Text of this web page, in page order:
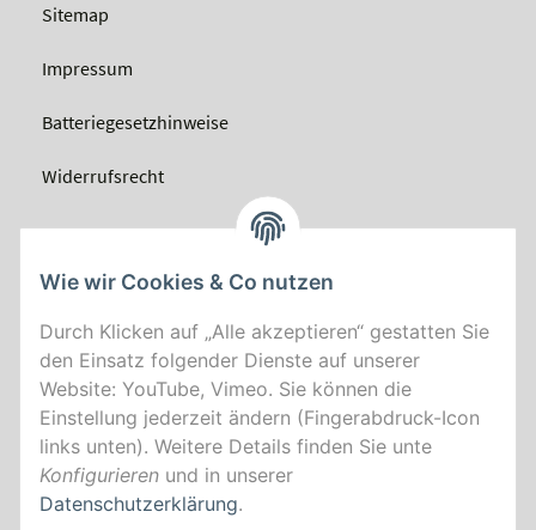
Sitemap
Impressum
Batteriegesetzhinweise
Widerrufsrecht
Wie wir Cookies & Co nutzen
Durch Klicken auf „Alle akzeptieren“ gestatten Sie
den Einsatz folgender Dienste auf unserer
Website: YouTube, Vimeo. Sie können die
Einstellung jederzeit ändern (Fingerabdruck-Icon
links unten). Weitere Details finden Sie unte
Konfigurieren und in unserer
Datenschutzerklärung.